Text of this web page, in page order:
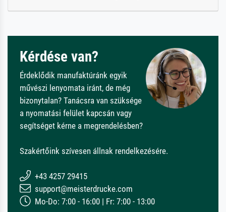
Kérdése van?
Érdeklődik manufaktúránk egyik
művészi lenyomata iránt, de még
bizonytalan? Tanácsra van szüksége
a nyomatási felület kapcsán vagy
segítséget kérne a megrendelésben?
Szakértőink szívesen állnak rendelkezésére.
+43 4257 29415
support@meisterdrucke.com
Mo-Do: 7:00 - 16:00 | Fr: 7:00 - 13:00